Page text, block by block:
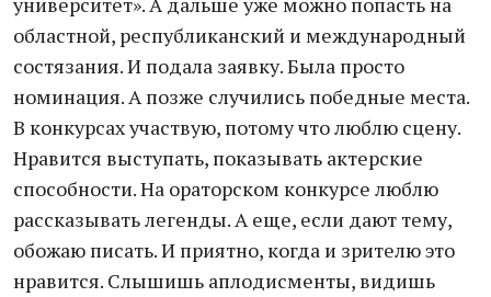
областной, республиканский и международный
состязания. И подала заявку. Была просто
номинация. А позже случились победные места.
В конкурсах участвую, потому что люблю сцену.
Нравится выступать, показывать актерские
способности. На ораторском конкурсе люблю
рассказывать легенды. А еще, если дают тему,
обожаю писать. И приятно, когда и зрителю это
нравится. Слышишь аплодисменты, видишь